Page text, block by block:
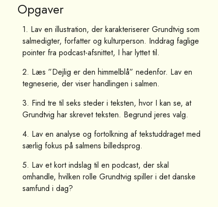
Opgaver
1. Lav en illustration, der karakteriserer Grundtvig som
salmedigter, forfatter og kulturperson. Inddrag faglige
pointer fra podcast-afsnittet, I har lyttet til.
2. Læs ”Dejlig er den himmelblå” nedenfor. Lav en
tegneserie, der viser handlingen i salmen.
3. Find tre til seks steder i teksten, hvor I kan se, at
Grundtvig har skrevet teksten. Begrund jeres valg.
4. Lav en analyse og fortolkning af tekstuddraget med
særlig fokus på salmens billedsprog.
5. Lav et kort indslag til en podcast, der skal
omhandle, hvilken rolle Grundtvig spiller i det danske
samfund i dag?